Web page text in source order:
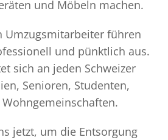
und Möbeln machen.
Umzugsmitarbeiter führen
und pünktlich aus.
sich an jeden Schweizer
Senioren, Studenten,
jetzt, um die Entsorgung